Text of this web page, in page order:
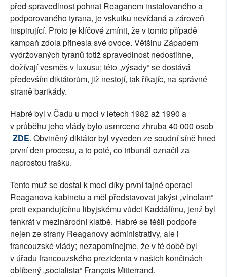
před spravedlnost pohnat Reaganem instalovaného a
podporovaného tyrana, je vskutku nevídaná a zároveň
inspirující. Proto je klíčové zmínit, že v tomto případě
kampaň zdola přinesla své ovoce. Většinu Západem
vydržovaných tyranů totiž spravedlnost nedostihne,
dožívají vesměs v luxusu; této „výsady“ se dostává
především diktátorům, již nestojí, tak říkajíc, na správné
straně barikády.
Habré byl v Čadu u moci v letech 1982 až 1990 a
v průběhu jeho vlády bylo usmrceno zhruba 40 000 osob
ZDE. Obviněný diktátor byl vyveden ze soudní síně hned
první den procesu, a to poté, co tribunál označil za
naprostou frašku.
Tento muž se dostal k moci díky první tajné operaci
Reaganova kabinetu a měl představovat jakýsi „vlnolam“
proti expandujícímu libyjskému vůdci Kaddáfímu, jenž byl
tenkrát v mezinárodní klatbě. Habré se těšil podpoře
nejen ze strany Reaganovy administrativy, ale i
francouzské vlády; nezapomínejme, že v té době byl
v úřadu francouzského prezidenta v našich končinách
oblíbený „socialista“ François Mitterrand.